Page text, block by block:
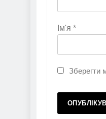
Ім'я *
Зберегти